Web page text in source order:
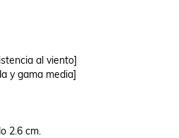
al viento]
y gama media]
2.6 cm.